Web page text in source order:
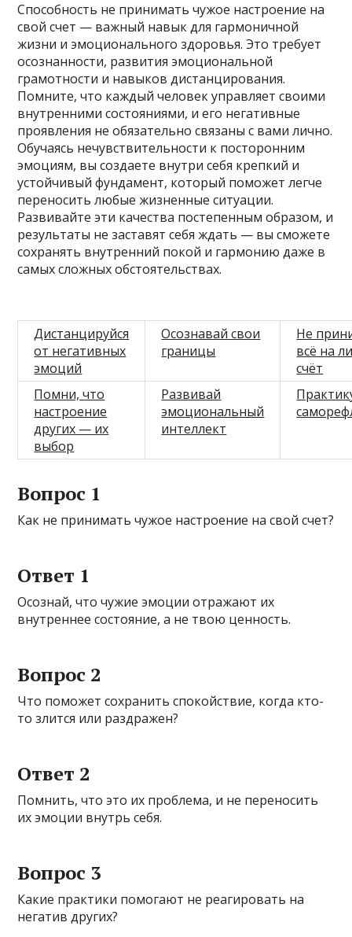
Способность не принимать чужое настроение на
свой счет — важный навык для гармоничной
жизни и эмоционального здоровья. Это требует
осознанности, развития эмоциональной
грамотности и навыков дистанцирования.
Помните, что каждый человек управляет своими
внутренними состояниями, и его негативные
проявления не обязательно связаны с вами лично.
Обучаясь нечувствительности к посторонним
эмоциям, вы создаете внутри себя крепкий и
устойчивый фундамент, который поможет легче
переносить любые жизненные ситуации.
Развивайте эти качества постепенным образом, и
результаты не заставят себя ждать — вы сможете
сохранять внутренний покой и гармонию даже в
самых сложных обстоятельствах.
Дистанцируйся
от негативных
эмоций
Осознавай свои
границы
Не
всё на
счёт
Помни, что
настроение
других — их
выбор
Развивай
эмоциональный
интеллект
Вопрос 1
Как не принимать чужое настроение на свой счет?
Ответ 1
Осознай, что чужие эмоции отражают их
внутреннее состояние, а не твою ценность.
Вопрос 2
Что поможет сохранить спокойствие, когда кто-
то злится или раздражен?
Ответ 2
Помнить, что это их проблема, и не переносить
их эмоции внутрь себя.
Вопрос 3
Какие практики помогают не реагировать на
негатив других?